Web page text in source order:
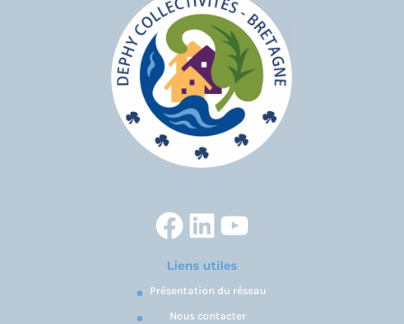
Facebook
LinkedIn
YouTube
Liens utiles
Présentation du réseau
Nous contacter